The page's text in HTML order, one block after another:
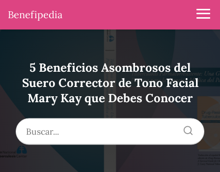
Benefipedia
5 Beneficios Asombrosos del
Suero Corrector de Tono Facial
Mary Kay que Debes Conocer